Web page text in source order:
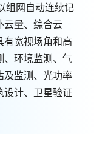
组网自动连续记
云量、综合云
有宽视场角和高
、环境监测、气
及监测、光功率
设计、卫星验证